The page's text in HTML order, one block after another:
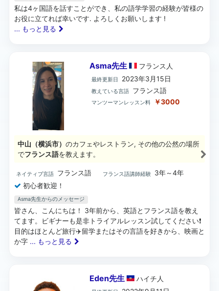
私は4ヶ国語を話すことができ、私の語学学習の経験が皆様の
お役に立てれば幸いです. よろしくお願いします !
... もっと見る
Asma先生 フランス 人
最終更新日 2023年3月15日
教えている言語 フランス語
マンツーマンレッスン料 ￥3000
中山（横浜市） のカフェやレストラン, その他の公然の場所
でフランス語を教えます。
ネイティブ言語 フランス語 フランス語講師経験
3年～4年
初心者歓迎！
Asma先生からのメッセージ
皆さん、こんにちは！ 3年前から、英語とフランス語を教え
てます。ビギナーも是非トライアルレッスン試してください❗️
目的はほとんど旅行✈️留学またはその言語を好きから、映画と
か字 ... もっと見る
Eden先生 ハイチ 人